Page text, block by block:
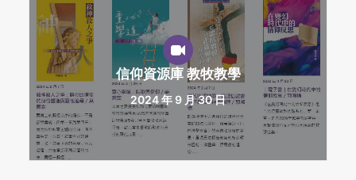
信仰資源庫 教牧教學
2024 年 9 月 30 日